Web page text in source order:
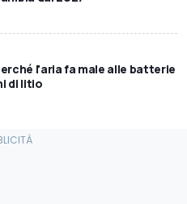
l'aria fa male alle batterie
di litio